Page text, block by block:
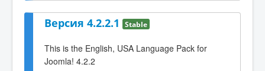
Версия 4.2.2.1 Stable
This is the English, USA Language Pack for
Joomla! 4.2.2